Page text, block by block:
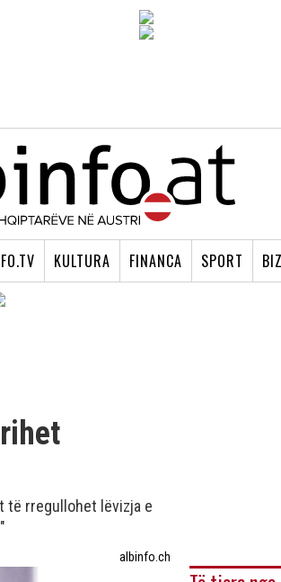
KULTURA FINANCA SPORT
të rregullohet lëvizja e
albinfo.ch